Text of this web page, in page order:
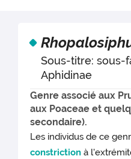
Sous-titre: sous-
Aphidinae
Genre associé aux
aux Poaceae et
secondaire).
Les individus de ce
constriction à